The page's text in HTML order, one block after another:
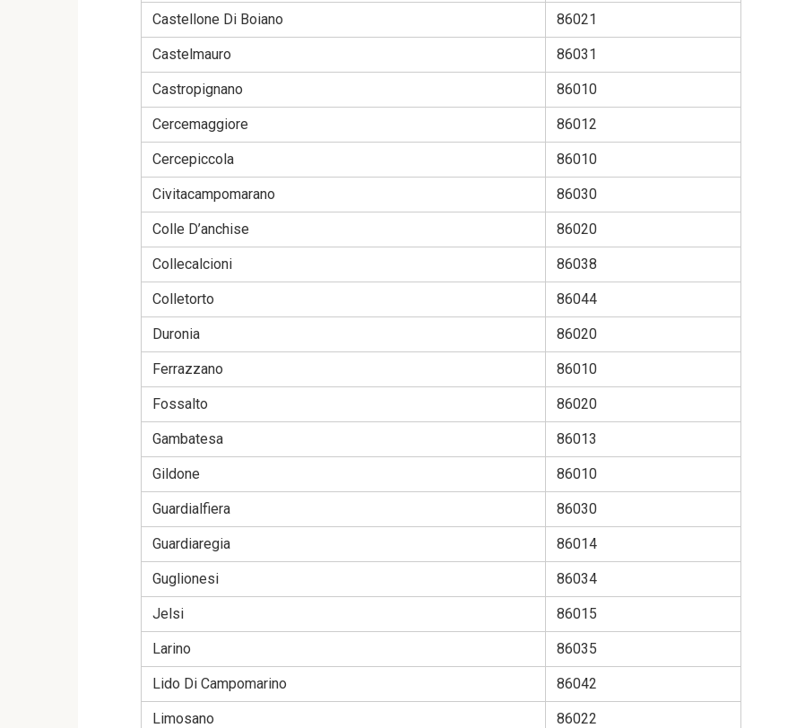
Castellone Di Boiano 86021
Castelmauro 86031
Castropignano 86010
Cercemaggiore 86012
Cercepiccola 86010
Civitacampomarano 86030
Colle D’anchise 86020
Collecalcioni 86038
Colletorto 86044
Duronia 86020
Ferrazzano 86010
Fossalto 86020
Gambatesa 86013
Gildone 86010
Guardialfiera 86030
Guardiaregia 86014
Guglionesi 86034
Jelsi 86015
Larino 86035
Lido Di Campomarino 86042
Limosano 86022